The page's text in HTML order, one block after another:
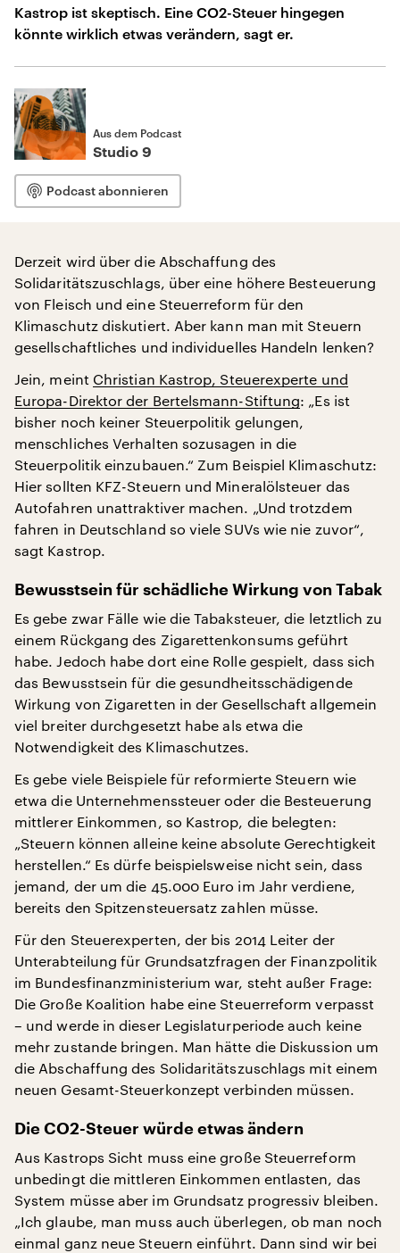
Kastrop ist skeptisch. Eine CO2-Steuer hingegen
könnte wirklich etwas verändern, sagt er.
Aus dem Podcast
Studio 9
Podcast abonnieren
Derzeit wird über die Abschaffung des
Solidaritätszuschlags, über eine höhere Besteuerung
von Fleisch und eine Steuerreform für den
Klimaschutz diskutiert. Aber kann man mit Steuern
gesellschaftliches und individuelles Handeln lenken?
Jein, meint Christian Kastrop, Steuerexperte und
Europa-Direktor der Bertelsmann-Stiftung: „Es ist
bisher noch keiner Steuerpolitik gelungen,
menschliches Verhalten sozusagen in die
Steuerpolitik einzubauen.“ Zum Beispiel Klimaschutz:
Hier sollten KFZ-Steuern und Mineralölsteuer das
Autofahren unattraktiver machen. „Und trotzdem
fahren in Deutschland so viele SUVs wie nie zuvor“,
sagt Kastrop.
Bewusstsein für schädliche Wirkung von Tabak
Es gebe zwar Fälle wie die Tabaksteuer, die letztlich zu
einem Rückgang des Zigarettenkonsums geführt
habe. Jedoch habe dort eine Rolle gespielt, dass sich
das Bewusstsein für die gesundheitsschädigende
Wirkung von Zigaretten in der Gesellschaft allgemein
viel breiter durchgesetzt habe als etwa die
Notwendigkeit des Klimaschutzes.
Es gebe viele Beispiele für reformierte Steuern wie
etwa die Unternehmenssteuer oder die Besteuerung
mittlerer Einkommen, so Kastrop, die belegten:
„Steuern können alleine keine absolute Gerechtigkeit
herstellen.“ Es dürfe beispielsweise nicht sein, dass
jemand, der um die 45.000 Euro im Jahr verdiene,
bereits den Spitzensteuersatz zahlen müsse.
Für den Steuerexperten, der bis 2014 Leiter der
Unterabteilung für Grundsatzfragen der Finanzpolitik
im Bundesfinanzministerium war, steht außer Frage:
Die Große Koalition habe eine Steuerreform verpasst
– und werde in dieser Legislaturperiode auch keine
mehr zustande bringen. Man hätte die Diskussion um
die Abschaffung des Solidaritätszuschlags mit einem
neuen Gesamt-Steuerkonzept verbinden müssen.
Die CO2-Steuer würde etwas ändern
Aus Kastrops Sicht muss eine große Steuerreform
unbedingt die mittleren Einkommen entlasten, das
System müsse aber im Grundsatz progressiv bleiben.
„Ich glaube, man muss auch überlegen, ob man noch
einmal ganz neue Steuern einführt. Dann sind wir bei